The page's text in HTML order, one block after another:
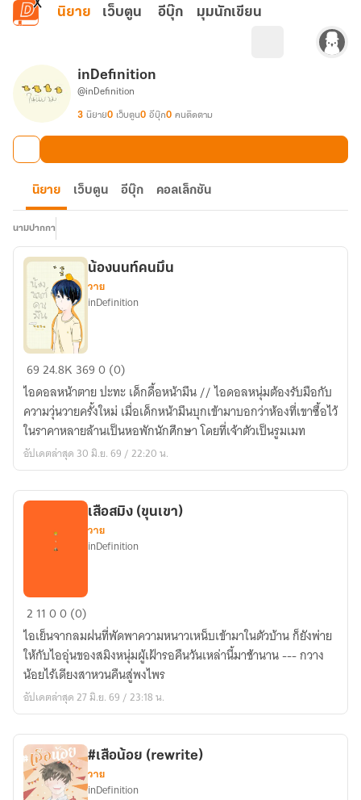
ข้ามไปยังเนื้อหาหลัก
นิยาย เว็บตูน อีบุ๊ก มุมนักเขียน
inDefinition
@inDefinition
3 นิยาย0 เว็บตูน0 อีบุ๊ก0 คนติดตาม
นิยาย เว็บตูน อีบุ๊ก คอลเล็กชัน
นามปากกา
น้อง
นนท์
คน
มึน
น้องนนท์คนมึน
วาย
inDefinition
6924.8K 3690 (0)
ไอดอลหน้าตาย ปะทะ เด็กดื้อหน้ามึน // ไอดอลหนุ่มต้องรับมือกับ
ความวุ่นวายครั้งใหม่ เมื่อเด็กหน้ามึนบุกเข้ามาบอกว่าห้องที่เขาซื้อไว้
ในราคาหลายล้านเป็นหอพักนักศึกษา โดยที่เจ้าตัวเป็นรูมเมท
อัปเดตล่าสุด 30 มิ.ย. 69 / 22:20 น.
เสือ
สมิง
(ขุนเขา)
เสือสมิง (ขุนเขา)
วาย
inDefinition
2 1100 (0)
ไอเย็นจากลมฝนที่พัดพาความหนาวเหน็บเข้ามาในตัวบ้าน ก็ยังพ่าย
ให้กับไออุ่นของสมิงหนุ่มผู้เฝ้ารอคืนวันเหล่านี้มาช้านาน --- กวาง
น้อยไร้เดียงสาหวนคืนสู่พงไพร
อัปเดตล่าสุด 27 มิ.ย. 69 / 23:18 น.
#เสือน้อย (rewrite)
วาย
inDefinition